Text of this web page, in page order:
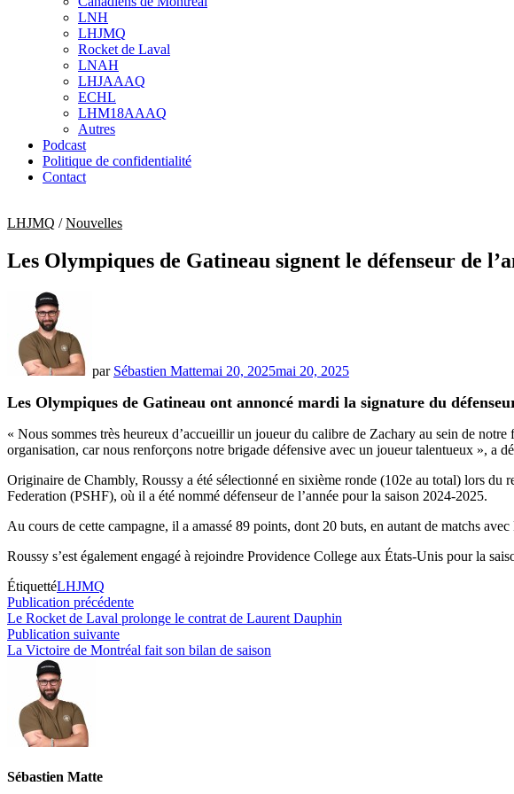
sub
menu
LNH
LHJMQ
Rocket de Laval
LNAH
LHJAAAQ
ECHL
LHM18AAAQ
Autres
Podcast
Politique de confidentialité
Contact
LHJMQ /Nouvelles
Les Olympiques de Gatineau signent le défenseur de
par Sébastien Mattemai 20, 2025mai 20, 2025
Les Olympiques de Gatineau ont annoncé mardi la signature du
« Nous sommes très heureux d’accueillir un joueur du calibre de Zachary au sein de
organisation, car nous renforçons notre brigade défensive avec un joueur talentueux », a
Originaire de Chambly, Roussy a été sélectionné en sixième ronde (102e au total) lors
Federation (PSHF), où il a été nommé défenseur de l’année pour la saison 2024-2025.
Au cours de cette campagne, il a amassé 89 points, dont 20 buts, en autant de matchs
Roussy s’est également engagé à rejoindre Providence College aux États-Unis pour la
ÉtiquettéLHJMQ
Navigation
de
l’article
Publication précédentePublication
précédente :
Le Rocket de Laval prolonge le contrat de Laurent Dauphin
Publication suivantePublication
suivante :
La Victoire de Montréal fait son bilan de saison
Sébastien Matte